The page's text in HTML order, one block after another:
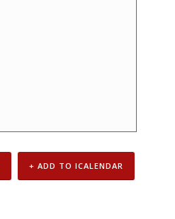
+ ADD TO ICALENDAR